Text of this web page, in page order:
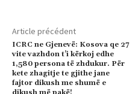
Article précédent
ICRC ne Gjenevë: Kosova qe 27
vite vazhdon t’i kërkoj edhe
1,580 persona të zhdukur. Për
kete zhagitje te gjithe jane
fajtor dikush me shumë e